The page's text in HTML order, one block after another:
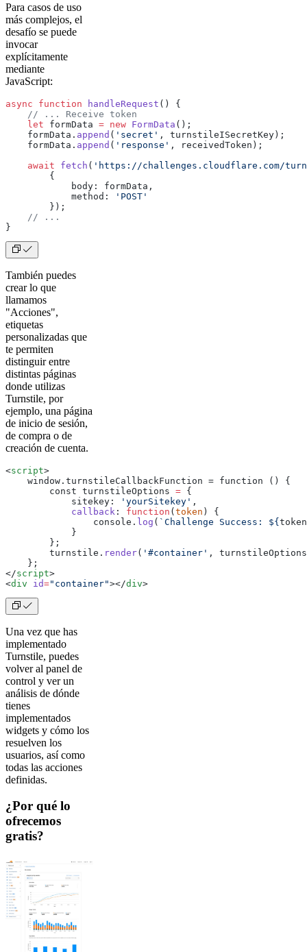
Para casos de uso
más complejos, el
desafío se puede
invocar
explícitamente
mediante
JavaScript:
async function handleRequest () {
    // ... Receive token
    let
formData = new FormData ();
    formData.
append ( 'secret' , turnstileISecretKey);
    formData.
append ( 'response' , receivedToken);
    await
fetch ( 'https://challenges.cloudflare.com/
        {
            body: formData,
            method:
'POST'
        });
    // ...
}
También puedes
crear lo que
llamamos
"Acciones",
etiquetas
personalizadas que
te permiten
distinguir entre
distintas páginas
donde utilizas
Turnstile, por
ejemplo, una página
de inicio de sesión,
de compra o de
creación de cuenta.
<script>
    window.turnstileCallbackFunction = function ()
{
        const turnstileOptions
= {
            sitekey:
'yourSitekey' ,
            callback
: function (token ) {
                console.
log ( `Challenge Success: ${token
            }
        };
        turnstile.
render( '#container' ,
    }
;
</script>
<div id="container"></div>
Una vez que has
implementado
Turnstile, puedes
volver al panel de
control y ver un
análisis de dónde
tienes
implementados
widgets y cómo los
resuelven los
usuarios, así como
todas las acciones
definidas.
¿Por qué lo
ofrecemos
gratis?